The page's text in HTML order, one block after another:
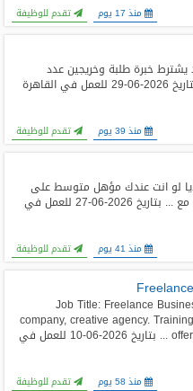
منذ 17 يوم تقدم للوظيفة
خبرة طلبة وخريجين عدد
ساعات العمل 7 ساعات متاح العمل من ... بتاريخ 2026-06-29 للعمل في القاهرة
منذ 39 يوم تقدم للوظيفة
لو انت عندك مؤهل متوسط على
الأقل -سنك 18 سنة أو أكبر -بتعرف تتعامل مع ... بتاريخ 2026-06-27 للعمل في
منذ 41 يوم تقدم للوظيفة
Job Title: Freelance
company, creative agency.
offer. Role Summary: Looking for a dynamic ... بتاريخ 2026-06-10 للعمل في
منذ 58 يوم تقدم للوظيفة